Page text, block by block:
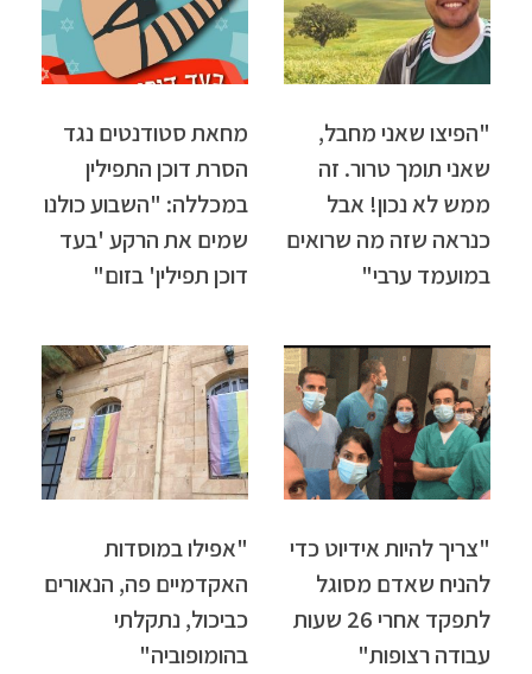
"הפיצו שאני מחבל,
שאני תומך טרור. זה
ממש לא נכון! אבל
כנראה שזה מה שרואים
במועמד ערבי"
מחאת סטודנטים נגד
הסרת דוכן התפילין
במכללה: "השבוע כולנו
שמים את הרקע 'בעד
דוכן תפילין' בזום"
"צריך להיות אידיוט כדי
להניח שאדם מסוגל
לתפקד אחרי 26 שעות
עבודה רצופות"
"אפילו במוסדות
האקדמיים פה, הנאורים
כביכול, נתקלתי
בהומופוביה"